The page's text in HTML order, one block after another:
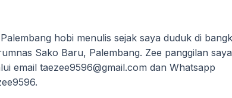
hobi menulis sejak saya duduk di
Sako Baru, Palembang. Zee panggilan saya
email taezee9596@gmail.com dan Whatsapp